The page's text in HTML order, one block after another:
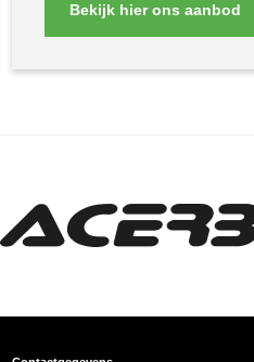
Bekijk hier ons aanbod